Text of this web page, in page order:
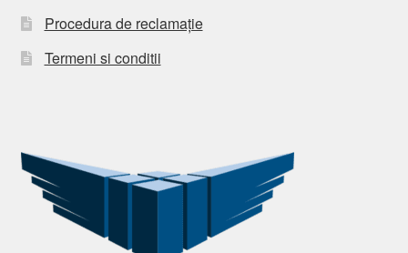
Procedura de reclamație
Termeni si conditii